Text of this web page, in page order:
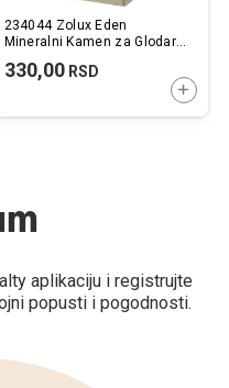
U KORPU
234044 Zolux Eden
Mineralni Kamen za Glodare
330,00RSD
aplikaciju i registrujte
popusti i pogodnosti.